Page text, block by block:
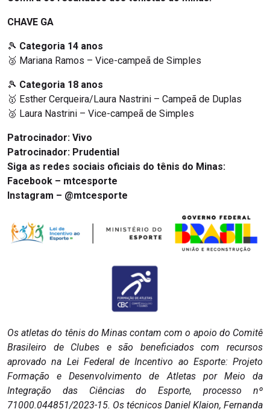
CHAVE GA
🎾 Categoria 14 anos
🥈 Mariana Ramos – Vice-campeã de Simples
🎾 Categoria 18 anos
🥇 Esther Cerqueira/Laura Nastrini – Campeã de Duplas
🥈 Laura Nastrini – Vice-campeã de Simples
Patrocinador: Vivo
Patrocinador: Prudential
Siga as redes sociais oficiais do tênis do Minas:
Facebook – mtcesporte
Instagram – @mtcesporte
Os atletas do tênis do Minas contam com o apoio do Comitê
Brasileiro de Clubes e são beneficiados com recursos
aprovado na Lei Federal de Incentivo ao Esporte: Projeto
Formação e Desenvolvimento de Atletas por Meio da
Integração das Ciências do Esporte, processo nº
71000.044851/2023-15. Os técnicos Daniel Klaion, Fernanda